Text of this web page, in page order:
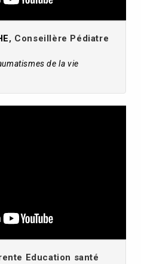
, Conseillère Pédiatre
de la vie
Education santé